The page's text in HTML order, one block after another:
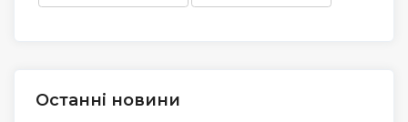
Останні новини